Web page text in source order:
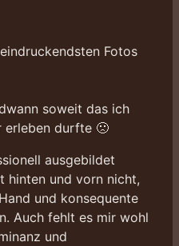
Fotos
soweit das ich
erleben durfte 🙁
ausgebildet
hinten und vorn nicht,
und konsequente
Auch fehlt es mir wohl
und